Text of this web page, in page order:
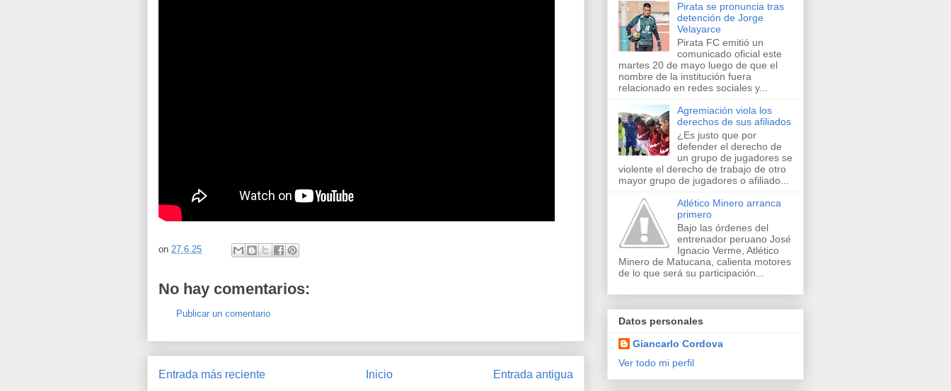
on 27.6.25
No hay comentarios:
Publicar un comentario
Entrada más reciente Entrada antigua
Inicio
Pirata se pronuncia tras
detención de Jorge
Velayarce
Pirata FC emitió un
comunicado oficial este
martes 20 de mayo luego de que el
nombre de la institución fuera
relacionado en redes sociales y...
Agremiación viola los
derechos de sus afiliados
¿Es justo que por
defender el derecho de
un grupo de jugadores se
violente el derecho de trabajo de otro
mayor grupo de jugadores o afiliado...
Atlético Minero arranca
primero
Bajo las órdenes del
entrenador peruano José
Ignacio Verme, Atlético
Minero de Matucana, calienta motores
de lo que será su participación...
Datos personales
Giancarlo Cordova
Ver todo mi perfil